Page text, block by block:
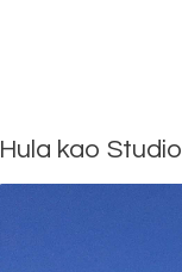
Hula kao Studio